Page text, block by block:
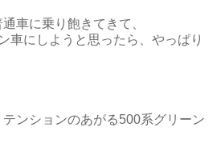
車に乗り飽きてきて、
車にしようと思ったら、やっぱり
ンションのあがる500系グリーン